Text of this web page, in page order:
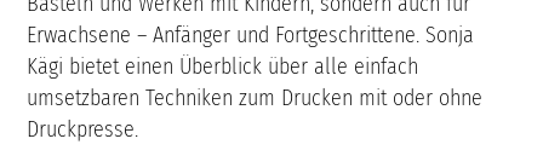
Erwachsene – Anfänger und Fortgeschrittene. Sonja
Kägi bietet einen Überblick über alle einfach
umsetzbaren Techniken zum Drucken mit oder ohne
Druckpresse.